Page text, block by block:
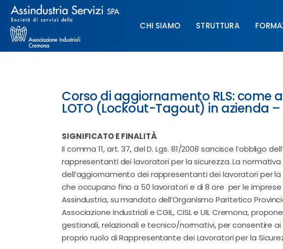
CHI SIAMO STRUTTURA
Chi siamo
Struttura
Servizi & Sportelli
Corso di aggiornamento RLS: come
LOTO (Lockout-Tagout) in azienda
SIGNIFICATO E FINALITÀ
Il comma 11, art. 37, del D. Lgs. 81/2008 sancisce l’obbligo
rappresentanti dei lavoratori per la sicurezza. La
dell’aggiornamento dei rappresentanti dei lavoratori per
che occupano fino a 50 lavoratori e di 8 ore per le
Assindustria, su mandato dell’Organismo Paritetico
Associazione Industriali e CGIL, CISL e UIL Cremona,
gestionali, relazionali e tecnico/normativi, per consentire
proprio ruolo di Rappresentante dei Lavoratori per la